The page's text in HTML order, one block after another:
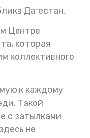
Дагестан.
Центре
которая
коллективного
к каждому
Такой
с затылками
не